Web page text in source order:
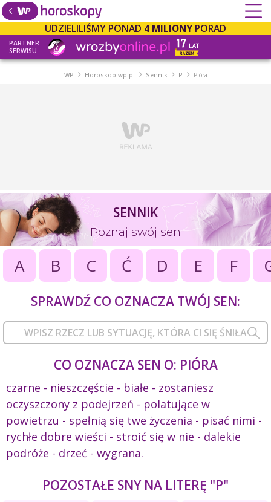
UDZIELILIŚMY PONAD 4 MILIONY PORAD
PARTNER
SERWISU
WP Horoskop.wp.pl Sennik P Pióra
SENNIK
Poznaj swój sen
A B C Ć D E F
SPRAWDŹ CO OZNACZA TWÓJ SEN:
CO OZNACZA SEN O: PIÓRA
czarne - nieszczęście - białe - zostaniesz
oczyszczony z podejrzeń - polatujące w
powietrzu - spełnią się twe życzenia - pisać nimi -
rychłe dobre wieści - stroić się w nie - dalekie
podróże - drzeć - wygrana.
POZOSTAŁE SNY NA LITERĘ "P"